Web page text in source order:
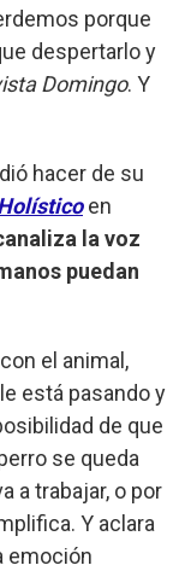
porque
despertarlo y
Domingo. Y
hacer de su
en
la voz
puedan
el animal,
está pasando y
de que
se queda
a trabajar, o por
Y aclara
emoción